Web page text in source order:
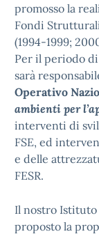
promosso la
Fondi
(1994-1999;
Per il periodo di
sarà
Operativo
ambienti per
interventi di
FSE, ed
e delle
FESR.
Il nostro Istituto
proposto la